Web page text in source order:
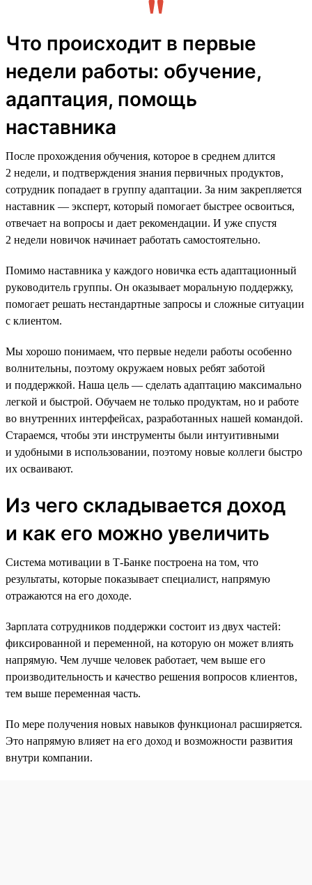
Что происходит в первые
недели работы: обучение,
адаптация, помощь
наставника
После прохождения обучения, которое в среднем длится
2 недели, и подтверждения знания первичных продуктов,
сотрудник попадает в группу адаптации. За ним закрепляется
наставник — эксперт, который помогает быстрее освоиться,
отвечает на вопросы и дает рекомендации. И уже спустя
2 недели новичок начинает работать самостоятельно.
Помимо наставника у каждого новичка есть адаптационный
руководитель группы. Он оказывает моральную поддержку,
помогает решать нестандартные запросы и сложные ситуации
с клиентом.
Мы хорошо понимаем, что первые недели работы особенно
волнительны, поэтому окружаем новых ребят заботой
и поддержкой. Наша цель — сделать адаптацию максимально
легкой и быстрой. Обучаем не только продуктам, но и работе
во внутренних интерфейсах, разработанных нашей командой.
Стараемся, чтобы эти инструменты были интуитивными
и удобными в использовании, поэтому новые коллеги быстро
их осваивают.
Из чего складывается доход
и как его можно увеличить
Система мотивации в Т-Банке построена на том, что
результаты, которые показывает специалист, напрямую
отражаются на его доходе.
Зарплата сотрудников поддержки состоит из двух частей:
фиксированной и переменной, на которую он может влиять
напрямую. Чем лучше человек работает, чем выше его
производительность и качество решения вопросов клиентов,
тем выше переменная часть.
По мере получения новых навыков функционал расширяется.
Это напрямую влияет на его доход и возможности развития
внутри компании.